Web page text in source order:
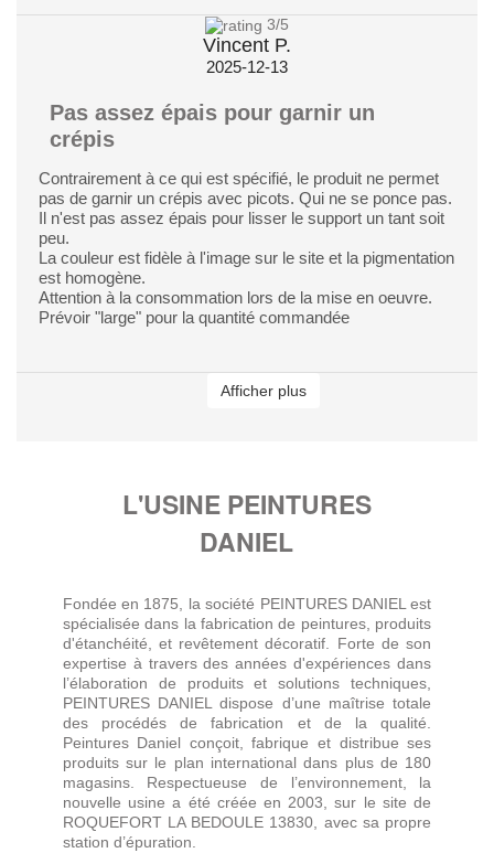
3/5
Vincent P.
2025-12-13
Pas assez épais pour garnir un
crépis
Contrairement à ce qui est spécifié, le produit ne permet
pas de garnir un crépis avec picots. Qui ne se ponce pas.
Il n'est pas assez épais pour lisser le support un tant soit
peu.
La couleur est fidèle à l'image sur le site et la pigmentation
est homogène.
Attention à la consommation lors de la mise en oeuvre.
Prévoir "large" pour la quantité commandée
Afficher plus
L'USINE PEINTURES
DANIEL
Fondée en 1875, la société PEINTURES DANIEL est
spécialisée dans la fabrication de peintures, produits
d'étanchéité, et revêtement décoratif. Forte de son
expertise à travers des années d'expériences dans
l’élaboration de produits et solutions techniques,
PEINTURES DANIEL dispose d’une maîtrise totale
des procédés de fabrication et de la qualité.
Peintures Daniel conçoit, fabrique et distribue ses
produits sur le plan international dans plus de 180
magasins. Respectueuse de l’environnement, la
nouvelle usine a été créée en 2003, sur le site de
ROQUEFORT LA BEDOULE 13830, avec sa propre
station d’épuration.